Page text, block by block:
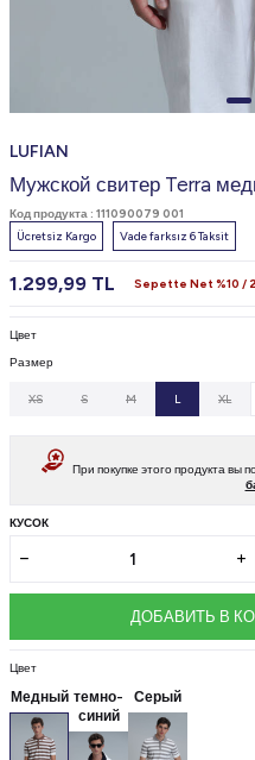
LUFIAN
Мужской свитер Terra
Код продукта : 111090079 001
Ücretsiz Kargo
Vade farksız 6 Taksit
1.299,99 TL Sepette Net %10 /
Цвет
Размер
XS S M L XL
При покупке этого продукта вы
КУСОК
ДОБАВИТЬ В
Цвет
Медный темно-
синий
Серый